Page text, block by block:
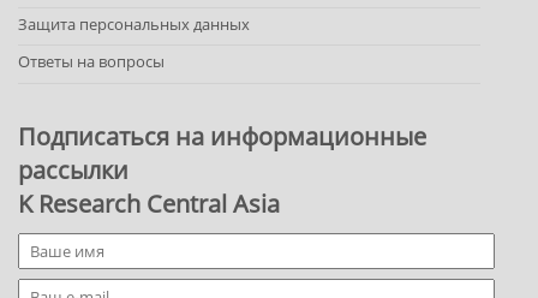
Защита персональных данных
Ответы на вопросы
Подписаться на информационные
рассылки
K Research Central Asia